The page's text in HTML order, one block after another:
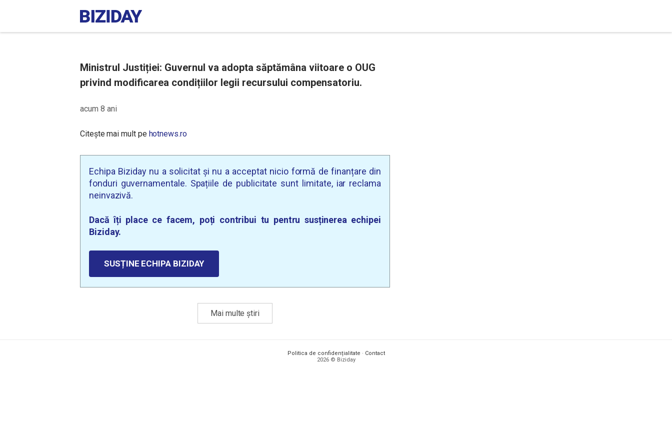
Ministrul Justiției: Guvernul va adopta săptămâna viitoare o OUG
privind modificarea condițiilor legii recursului compensatoriu.
acum 8 ani
Citește mai mult pe hotnews.ro
Echipa Biziday nu a solicitat și nu a acceptat nicio formă de finanțare din
fonduri guvernamentale. Spațiile de publicitate sunt limitate, iar reclama
neinvazivă.
Dacă îți place ce facem, poți contribui tu pentru susținerea echipei
Biziday.
SUSȚINE ECHIPA BIZIDAY
Mai multe știri
Politica de confidențialitate · Contact
2026 © Biziday